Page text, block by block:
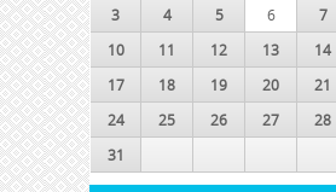
3
4 5 6 7
10
11 12 13 14
17
18 19 20 21
24
25 26 27 28
31